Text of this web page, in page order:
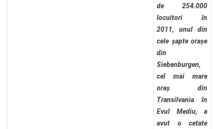
de 254.000
locuitori în
2011, unul din
cele șapte orașe
din
Siebenburgen,
cel mai mare
oraș din
Transilvania în
Evul Mediu, a
avut o cetate